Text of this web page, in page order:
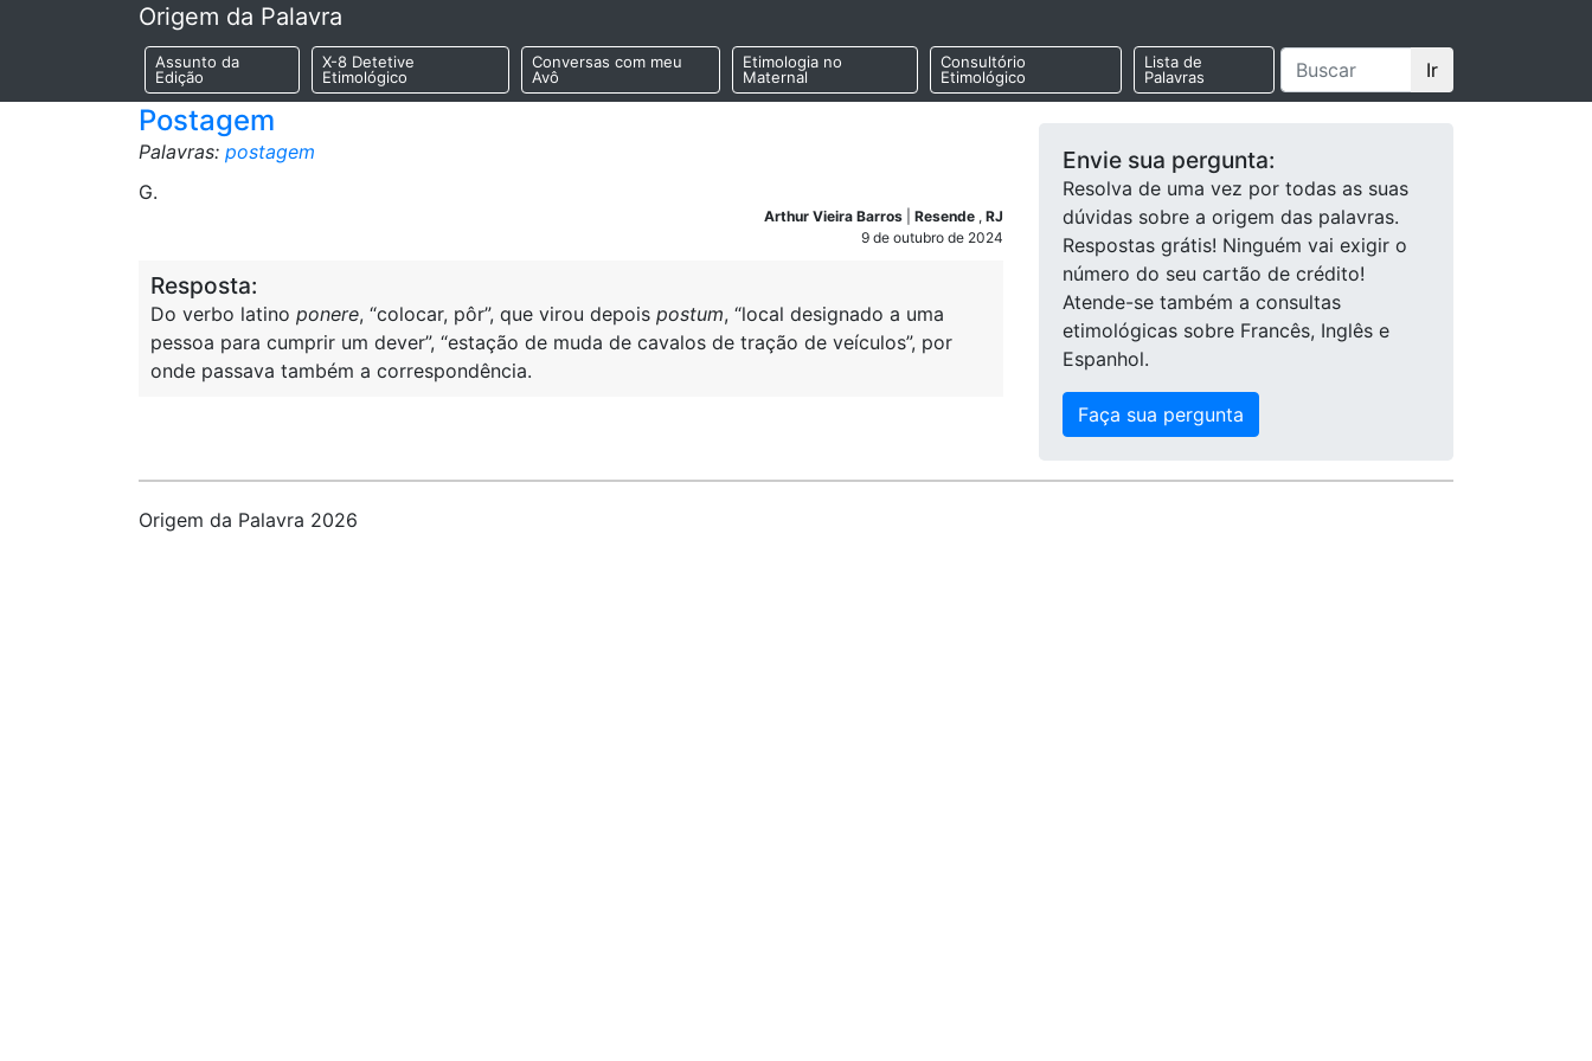
Origem da Palavra
Assunto da
Edição
X-8 Detetive
Etimológico
Conversas com meu
Avô
Etimologia no
Maternal
Consultório
Etimológico
Lista de
Palavras
Ir
Postagem
Palavras: postagem
G.
Arthur Vieira Barros Resende , RJ
9 de outubro de 2024
Resposta:
Do verbo latino ponere, “colocar, pôr”, que virou depois postum, “local designado a uma
pessoa para cumprir um dever”, “estação de muda de cavalos de tração de veículos”, por
onde passava também a correspondência.
Envie sua pergunta:
Resolva de uma vez por todas as suas
dúvidas sobre a origem das palavras.
Respostas grátis! Ninguém vai exigir o
número do seu cartão de crédito!
Atende-se também a consultas
etimológicas sobre Francês, Inglês e
Espanhol.
Faça sua pergunta
Origem da Palavra 2026